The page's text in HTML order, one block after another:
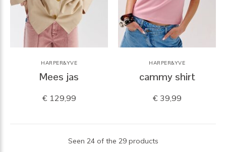
HARPER&YVE
Mees jas
€ 129,99
HARPER&YVE
cammy shirt
€ 39,99
Seen 24 of the 29 products